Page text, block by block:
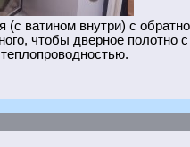
(с ватином внутри) с
чтобы дверное